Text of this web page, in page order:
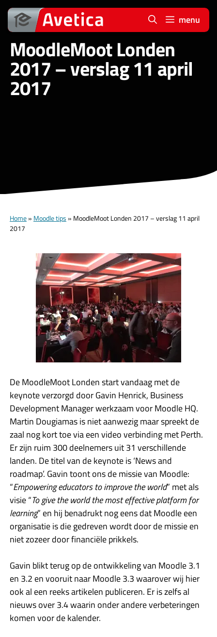
Ga
naar
de
inhoud
menu
MoodleMoot Londen
2017 – verslag 11 april
2017
Home» Moodle tips » MoodleMoot Londen 2017 – verslag 11 april
2017
De MoodleMoot Londen start vandaag met de
keynote verzorgd door Gavin Henrick, Business
Development Manager werkzaam voor Moodle HQ.
Martin Dougiamas is niet aanwezig maar spreekt de
zaal nog kort toe via een video verbinding met Perth.
Er zijn ruim 300 deelnemers uit 31 verschillende
landen. De titel van de keynote is ‘News and
roadmap’. Gavin toont ons de missie van Moodle:
“Empowering educators to improve the world” met als
visie “To give the world the most effective platform for
learning” en hij benadrukt nog eens dat Moodle een
organisatie is die gedreven wordt door de missie en
niet zozeer door financiële prikkels.
Gavin blikt terug op de ontwikkeling van Moodle 3.1
en 3.2 en vooruit naar Moodle 3.3 waarover wij hier
ook al een reeks artikelen publiceren. Er is zelfs al
nieuws over 3.4 waarin onder andere verbeteringen
komen voor de kalender.